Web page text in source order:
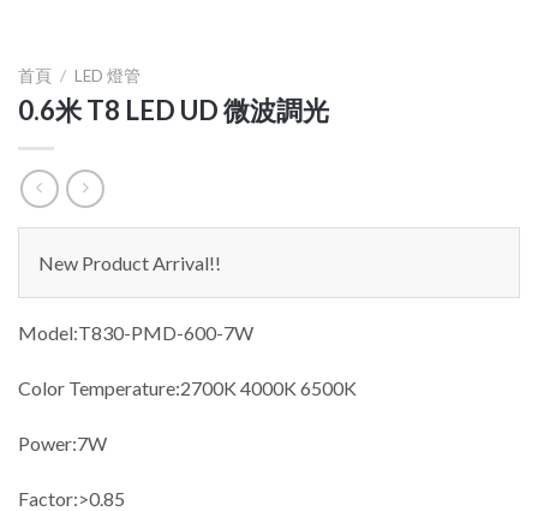
首頁 / LED 燈管
0.6米 T8 LED UD 微波調光
New Product Arrival!!
Model:T830-PMD-600-7W
Color Temperature:2700K 4000K 6500K
Power:7W
Factor:>0.85